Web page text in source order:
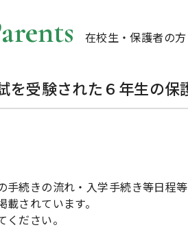
在校生・保護者の方
を受験された６年生の保
手続きの流れ・入学手続き等日程
されています。
ださい。